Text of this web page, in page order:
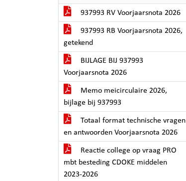
937993 RV Voorjaarsnota 2026
937993 RB Voorjaarsnota 2026,
getekend
BIJLAGE BIJ 937993
Voorjaarsnota 2026
Memo meicirculaire 2026,
bijlage bij 937993
Totaal format technische vragen
en antwoorden Voorjaarsnota 2026
Reactie college op vraag PRO
mbt besteding CDOKE middelen
2023-2026